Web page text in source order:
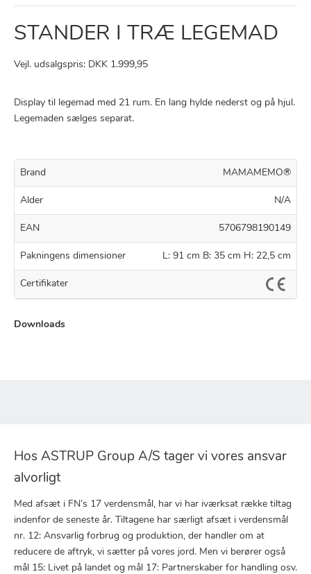
STANDER I TRÆ LEGEMAD
Vejl. udsalgspris: DKK 1.999,95
Display til legemad med 21 rum. En lang hylde nederst og på hjul.
Legemaden sælges separat.
Brand MAMAMEMO®
Alder N/A
EAN 5706798190149
Pakningens dimensioner L: 91 cm B: 35 cm H: 22,5 cm
Certifikater
Downloads
Hos ASTRUP Group A/S tager vi vores ansvar
alvorligt
Med afsæt i FN’s 17 verdensmål, har vi har iværksat række tiltag
indenfor de seneste år. Tiltagene har særligt afsæt i verdensmål
nr. 12: Ansvarlig forbrug og produktion, der handler om at
reducere de aftryk, vi sætter på vores jord. Men vi berører også
mål 15: Livet på landet og mål 17: Partnerskaber for handling osv.